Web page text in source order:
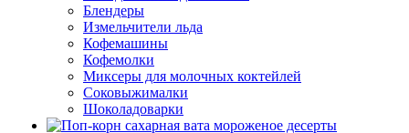
Блендеры
Измельчители льда
Кофемашины
Кофемолки
Миксеры для молочных коктейлей
Соковыжималки
Шоколадоварки